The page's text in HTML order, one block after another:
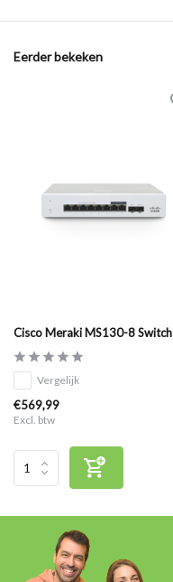
Eerder bekeken
Cisco Meraki MS130-8 Switch
Vergelijk
€569,99
Excl. btw